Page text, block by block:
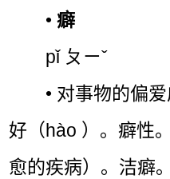
•癖
pǐ ㄆㄧˇ
• 对事物的偏
好（hào ）。癖性
愈的疾病）。洁癖。